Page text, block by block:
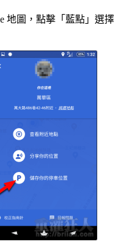
地圖，點擊「藍點」選擇